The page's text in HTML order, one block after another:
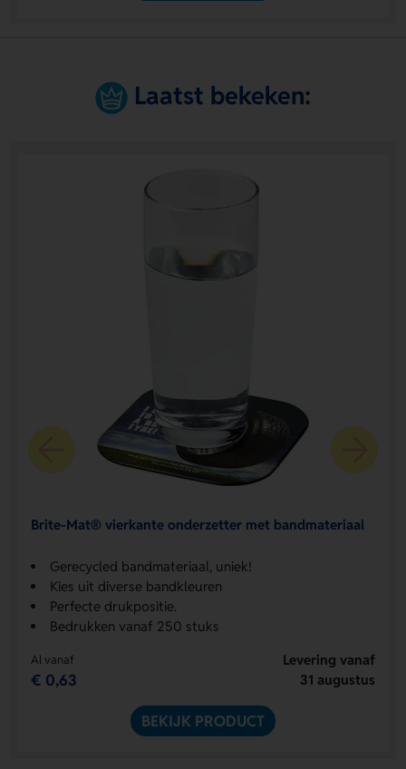
Laatst bekeken:
Brite-Mat® vierkante onderzetter met bandmateriaal
Gerecycled bandmateriaal, uniek!
Kies uit diverse bandkleuren
Perfecte drukpositie.
Bedrukken vanaf 250 stuks
Al vanaf
€ 0,63
Levering vanaf
31 augustus
BEKIJK PRODUCT